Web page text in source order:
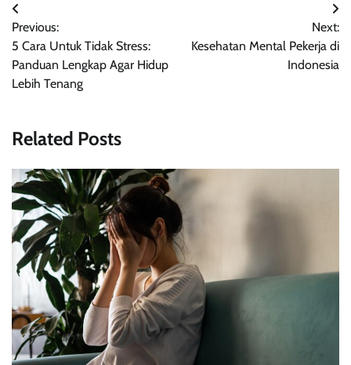
Navigasi
pos
Previous:
5 Cara Untuk Tidak Stress:
Panduan Lengkap Agar Hidup
Lebih Tenang
Next:
Kesehatan Mental Pekerja di
Indonesia
Related Posts